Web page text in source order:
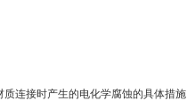
连接时产生的电化学腐蚀的具体措施